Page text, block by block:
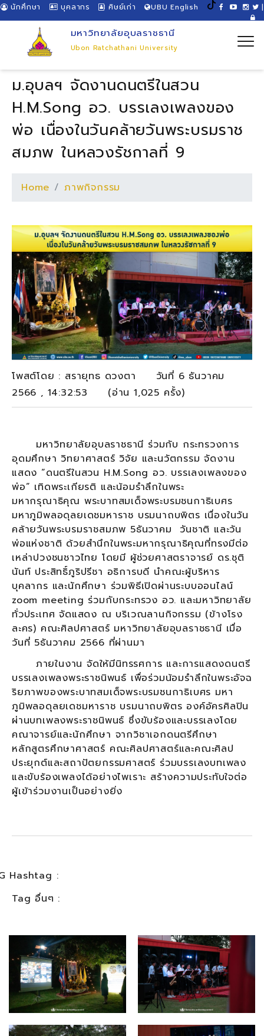
นักศึกษา บุคลากร ศิษย์เก่า UBU English |
มหาวิทยาลัยอุบลราชธานี
Ubon Ratchathani University
ม.อุบลฯ จัดงานดนตรีในสวน
H.M.Song อว. บรรเลงเพลงของ
พ่อ เนื่องในวันคล้ายวันพระบรมราช
สมภพ ในหลวงรัชกาลที่ 9
Home ภาพกิจกรรม
โพสต์โดย : สรายุทธ ดวงตา วันที่ 6 ธันวาคม
2566 , 14:32:53 (อ่าน 1,025 ครั้ง)
มหาวิทยาลัยอุบลราชธานี ร่วมกับ กระทรวงการ
อุดมศึกษา วิทยาศาสตร์ วิจัย และนวัตกรรม จัดงาน
แสดง “ดนตรีในสวน H.M.Song อว. บรรเลงเพลงของ
พ่อ” เทิดพระเกียรติ และน้อมรำลึกในพระ
มหากรุณาธิคุณ พระบาทสมเด็จพระบรมชนกาธิเบศร
มหาภูมิพลอดุลยเดชมหาราช บรมนาถบพิตร เนื่องในวัน
คล้ายวันพระบรมราชสมภพ 5ธันวาคม วันชาติ และวัน
พ่อแห่งชาติ ด้วยสำนึกในพระมหากรุณาธิคุณที่ทรงมีต่อ
เหล่าปวงชนชาวไทย โดยมี ผู้ช่วยศาสตราจารย์ ดร.ชุติ
นันท์ ประสิทธิ์ภูริปรีชา อธิการบดี นำคณะผู้บริหาร
บุคลากร และนักศึกษา ร่วมพิธีเปิดผ่านระบบออนไลน์
zoom meeting ร่วมกับกระทรวง อว. และมหาวิทยาลัย
ทั่วประเทศ จัดแสดง ณ บริเวณลานกิจกรรม (ข้างโรง
ละคร) คณะศิลปศาสตร์ มหาวิทยาลัยอุบลราชธานี เมื่อ
วันที่ 5ธันวาคม 2566 ที่ผ่านมา
ภายในงาน จัดให้มีนิทรรศการ และการแสดงดนตรี
บรรเลงเพลงพระราชนิพนธ์ เพื่อร่วมน้อมรำลึกในพระอัจฉ
ริยภาพของพระบาทสมเด็จพระบรมชนกาธิเบศร มหา
ภูมิพลอดุลยเดชมหาราช บรมนาถบพิตร องค์อัครศิลปิน
ผ่านบทเพลงพระราชนิพนธ์ ซึ่งขับร้องและบรรเลงโดย
คณาจารย์และนักศึกษา จากวิชาเอกดนตรีศึกษา
หลักสูตรศึกษาศาสตร์ คณะศิลปศาสตร์และคณะศิลป
ประยุกต์และสถาปัตยกรรมศาสตร์ ร่วมบรรเลงบทเพลง
และขับร้องเพลงได้อย่างไพเราะ สร้างความประทับใจต่อ
ผู้เข้าร่วมงานเป็นอย่างยิ่ง
Hashtag :
Tag อื่นๆ :